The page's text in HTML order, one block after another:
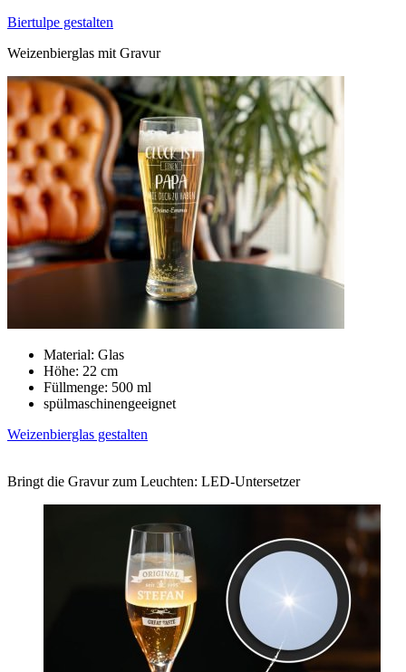
Biertulpe gestalten
Weizenbierglas mit Gravur
Material: Glas
Höhe: 22 cm
Füllmenge: 500 ml
spülmaschinengeeignet
Weizenbierglas gestalten
Bringt die Gravur zum Leuchten: LED-Untersetzer